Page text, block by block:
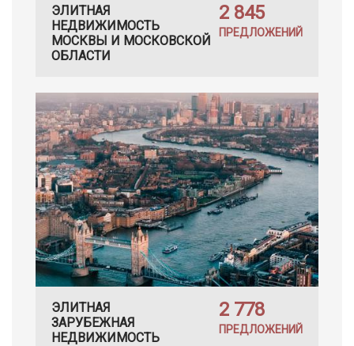
ЭЛИТНАЯ
НЕДВИЖИМОСТЬ
МОСКВЫ И МОСКОВСКОЙ
ОБЛАСТИ
2 845
ПРЕДЛОЖЕНИЙ
ЭЛИТНАЯ
ЗАРУБЕЖНАЯ
НЕДВИЖИМОСТЬ
2 778
ПРЕДЛОЖЕНИЙ